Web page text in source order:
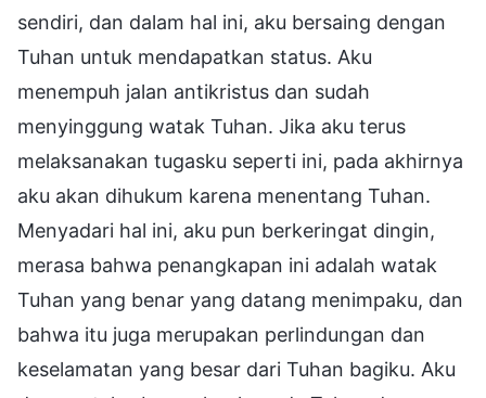
sendiri, dan dalam hal ini, aku bersaing dengan
Tuhan untuk mendapatkan status. Aku
menempuh jalan antikristus dan sudah
menyinggung watak Tuhan. Jika aku terus
melaksanakan tugasku seperti ini, pada akhirnya
aku akan dihukum karena menentang Tuhan.
Menyadari hal ini, aku pun berkeringat dingin,
merasa bahwa penangkapan ini adalah watak
Tuhan yang benar yang datang menimpaku, dan
bahwa itu juga merupakan perlindungan dan
keselamatan yang besar dari Tuhan bagiku. Aku